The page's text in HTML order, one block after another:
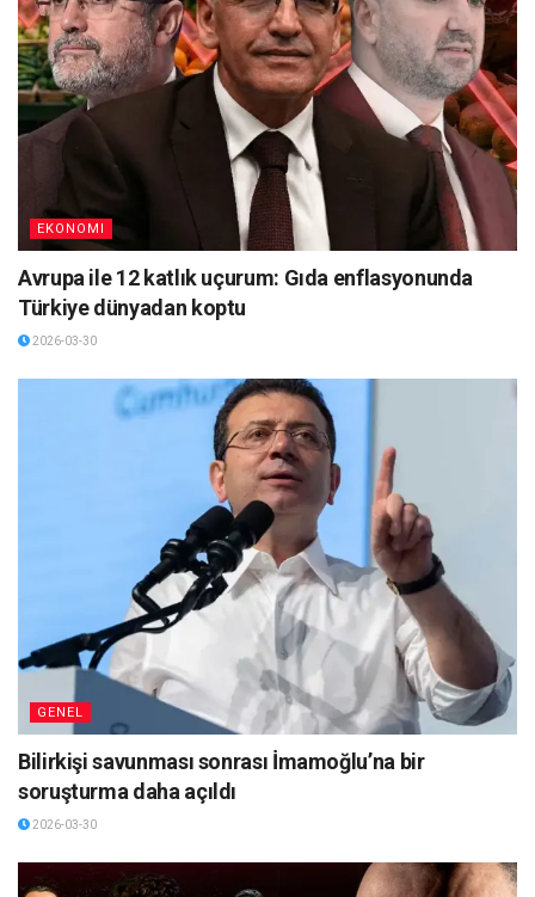
EKONOMI
Avrupa ile 12 katlık uçurum: Gıda enflasyonunda
Türkiye dünyadan koptu
2026-03-30
GENEL
Bilirkişi savunması sonrası İmamoğlu’na bir
soruşturma daha açıldı
2026-03-30